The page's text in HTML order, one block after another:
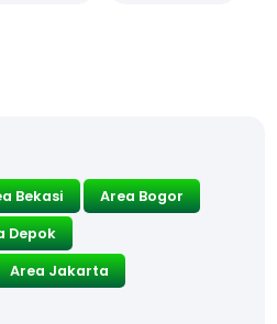
Bekasi
Area Bogor
Depok
Area Jakarta